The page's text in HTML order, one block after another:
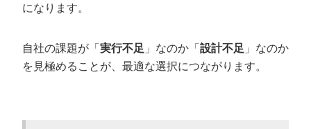
になります。
自社の課題が「 実行不足 」なのか「 設計不足 」なのか
を見極めることが、最適な選択につながります。